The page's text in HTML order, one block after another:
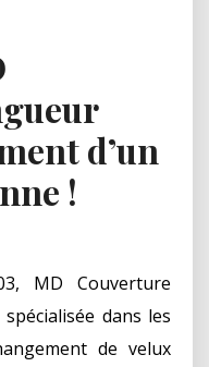
d’un
!
MD Couverture
dans les
de velux